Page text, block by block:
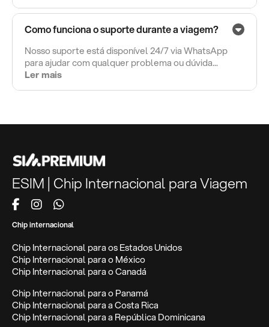
Como funciona o suporte durante a viagem?
Nosso suporte está disponível 24/7 via WhatsApp
para ajudar com qualquer problema ou dúvida...
Ler mais
ESIM | Chip Internacional para Viagem
Chip internacional
Chip Internacional para os Estados Unidos
Chip Internacional para o México
Chip Internacional para o Canadá
Chip Internacional para o Panamá
Chip Internacional para a Costa Rica
Chip Internacional para a República Dominicana